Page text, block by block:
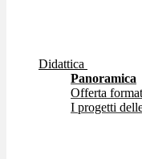
Didattica
Panoramica
Offerta
I progetti